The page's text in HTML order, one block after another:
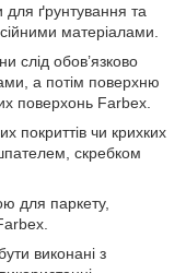
для ґрунтування та
матеріалами.
слід обов’язково
а потім поверхню
поверхонь Farbex.
покриттів чи крихких
скребком
для паркету,
виконані з